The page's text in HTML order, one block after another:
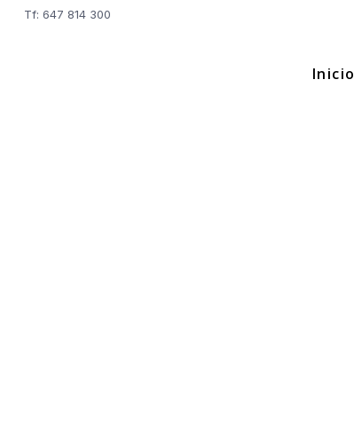
Tf: 647 814 300
Inicio